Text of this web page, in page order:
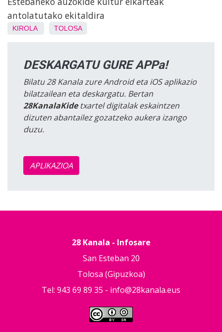
antolatutako ekitaldira
KIROLA TOLOSA
DESKARGATU GURE APPa!
Bilatu 28 Kanala zure Android eta iOS aplikazio
bilatzailean eta deskargatu. Bertan
28KanalaKidetxartel digitalak eskaintzen
dizuten abantailez gozatzeko aukera izango
duzu.
APLIKAZIOA
28 Kanala - Infosare
San Esteban 20
Tolosa (Gipuzkoa)
Tel: 943 69 89 35 - info@28kanala.eus